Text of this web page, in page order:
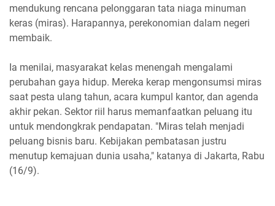
mendukung rencana pelonggaran tata niaga minuman
keras (miras). Harapannya, perekonomian dalam negeri
membaik.
Ia menilai, masyarakat kelas menengah mengalami
perubahan gaya hidup. Mereka kerap mengonsumsi miras
saat pesta ulang tahun, acara kumpul kantor, dan agenda
akhir pekan. Sektor riil harus memanfaatkan peluang itu
untuk mendongkrak pendapatan. "Miras telah menjadi
peluang bisnis baru. Kebijakan pembatasan justru
menutup kemajuan dunia usaha," katanya di Jakarta, Rabu
(16/9).